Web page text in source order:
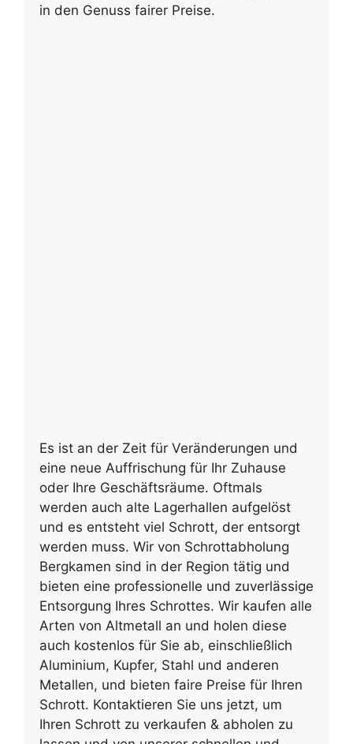
in den Genuss fairer Preise.
Es ist an der Zeit für Veränderungen und
eine neue Auffrischung für Ihr Zuhause
oder Ihre Geschäftsräume. Oftmals
werden auch alte Lagerhallen aufgelöst
und es entsteht viel Schrott, der entsorgt
werden muss. Wir von Schrottabholung
Bergkamen sind in der Region tätig und
bieten eine professionelle und zuverlässige
Entsorgung Ihres Schrottes. Wir kaufen alle
Arten von Altmetall an und holen diese
auch kostenlos für Sie ab, einschließlich
Aluminium, Kupfer, Stahl und anderen
Metallen, und bieten faire Preise für Ihren
Schrott. Kontaktieren Sie uns jetzt, um
Ihren Schrott zu verkaufen & abholen zu